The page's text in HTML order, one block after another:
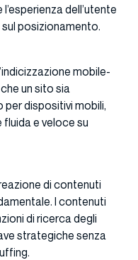
dell’utente
posizionamento.
mobile-
un sito sia
dispositivi mobili,
e veloce su
di contenuti
I contenuti
di ricerca degli
strategiche senza